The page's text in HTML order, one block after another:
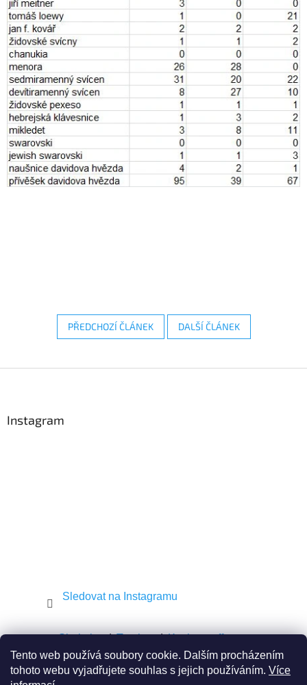
Tento web používá soubory cookie. Dalším procházením
tohoto webu vyjadřujete souhlas s jejich používáním. Více
PŘEDCHOZÍ ČLÁNEK DALŠÍ ČLÁNEK
Instagram
Sledovat na Instagramu
Shekel.cz Torah.cz Kosher-coffee.cz